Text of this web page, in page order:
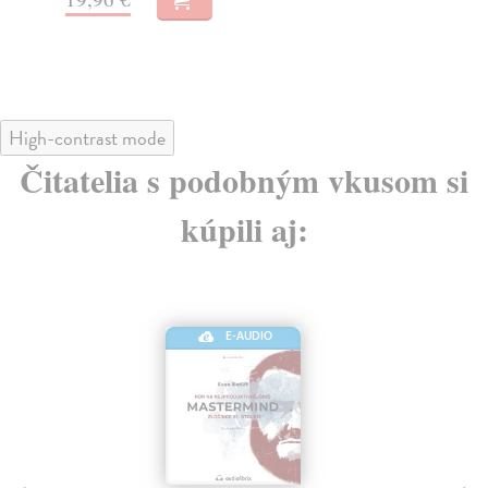
21,34 €
High-contrast mode
Čitatelia s podobným vkusom si
kúpili aj:
E-AUDIO